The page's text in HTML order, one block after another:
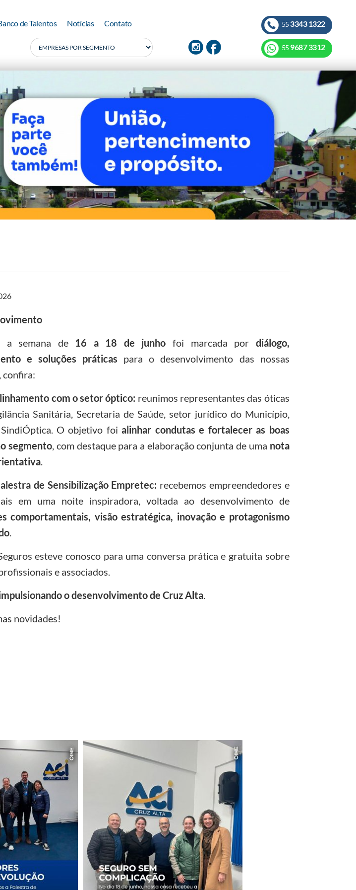
de Talentos Notícias Contato 55 3343 1322
55 9687 3312
a semana de 16 a 18 de junho foi marcada por diálogo,
e soluções práticas para o desenvolvimento das nossas
confira:
com o setor óptico: reunimos representantes das óticas
Sanitária, Secretaria de Saúde, setor jurídico do Município,
SindiÓptica. O objetivo foialinhar condutas e fortalecer as boas
segmento , com destaque para a elaboração conjunta de uma nota
.
de Sensibilização Empretec: recebemos empreendedores e
em uma noite inspiradora, voltada ao desenvolvimento de
comportamentais, visão estratégica, inovação e protagonismo
.
esteve conosco para uma conversa prática e gratuita sobre
e associados.
o desenvolvimento de Cruz Alta
novidades!